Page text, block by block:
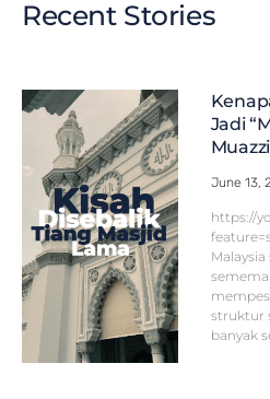
Recent Stories
Jadi
June 13,
https://
struktur
banyak